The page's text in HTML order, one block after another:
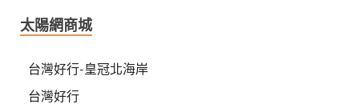
太陽網商城
台灣好行-皇冠北海岸
台灣好行